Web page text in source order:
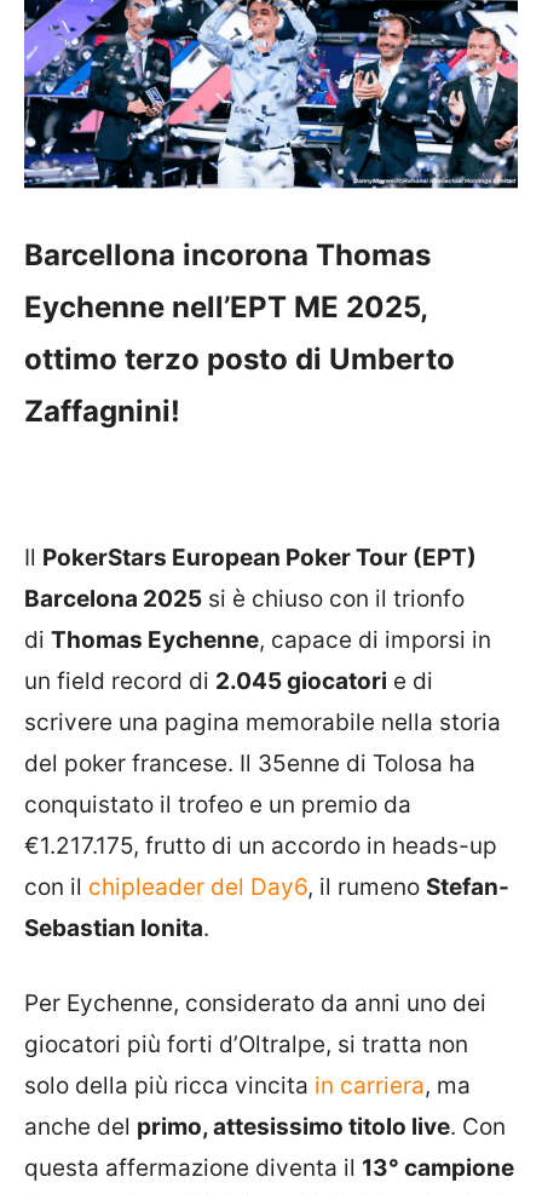
Barcellona incorona Thomas
Eychenne nell’EPT ME 2025,
ottimo terzo posto di Umberto
Zaffagnini!
Il PokerStars European Poker Tour (EPT)
Barcelona 2025 si è chiuso con il trionfo
di Thomas Eychenne, capace di imporsi in
un field record di 2.045 giocatori e di
scrivere una pagina memorabile nella storia
del poker francese. Il 35enne di Tolosa ha
conquistato il trofeo e un premio da
€1.217.175, frutto di un accordo in heads-up
con il chipleader del Day6, il rumeno Stefan-
Sebastian Ionita.
Per Eychenne, considerato da anni uno dei
giocatori più forti d’Oltralpe, si tratta non
solo della più ricca vincita in carriera, ma
anche del primo, attesissimo titolo live. Con
questa affermazione diventa il 13° campione